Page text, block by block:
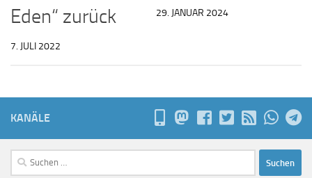
Eden“ zurück
7. JULI 2022
29. JANUAR 2024
KANÄLE
Suchen
nach: